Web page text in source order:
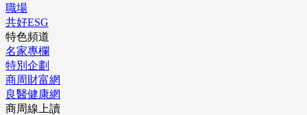
職場
共好ESG
特色頻道
名家專欄
特別企劃
商周財富網
良醫健康網
商周線上讀